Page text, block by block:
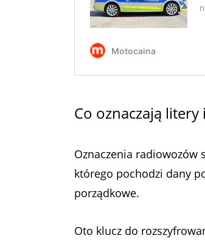
Co oznaczają
Oznaczenia radiowozów
którego pochodzi dany
porządkowe.
Oto klucz do